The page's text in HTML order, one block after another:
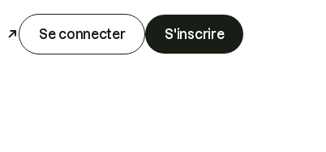
Se connecter S'inscrire